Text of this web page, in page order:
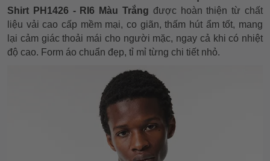
Shirt PH1426 - RI6 Màu Trắng được hoàn thiện từ chất
liệu vải cao cấp mềm mại, co giãn, thấm hút ẩm tốt, mang
lại cảm giác thoải mái cho người mặc, ngay cả khi có nhiệt
độ cao. Form áo chuẩn đẹp, tỉ mỉ từng chi tiết nhỏ.